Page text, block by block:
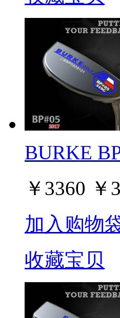
BURKE
￥ 3360 ￥
加入购物
收藏宝贝